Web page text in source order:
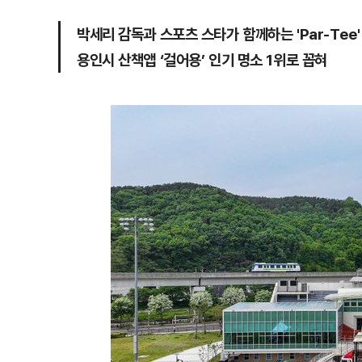
박세리 감독과 스포츠 스타가 함께하는 'Par-
용인시 산책앱 ‘걸어용’ 인기 명소 1위로 꼽혀